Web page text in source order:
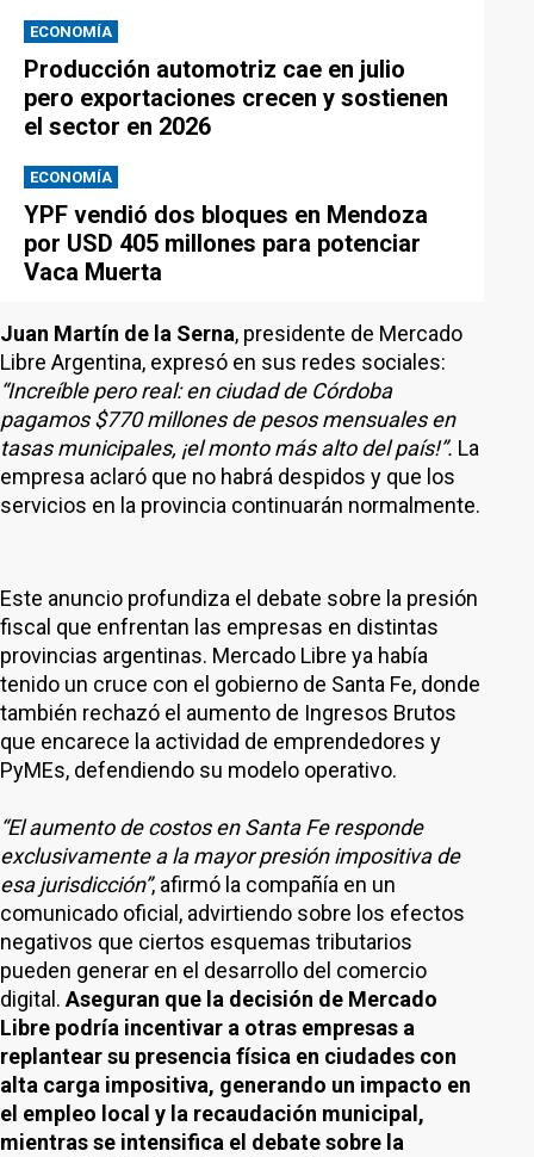
ECONOMÍA
Producción automotriz cae en julio
pero exportaciones crecen y sostienen
el sector en 2026
ECONOMÍA
YPF vendió dos bloques en Mendoza
por USD 405 millones para potenciar
Vaca Muerta
Juan Martín de la Serna, presidente de Mercado
Libre Argentina, expresó en sus redes sociales:
“Increíble pero real: en ciudad de Córdoba
pagamos $770 millones de pesos mensuales en
tasas municipales, ¡el monto más alto del país!”. La
empresa aclaró que no habrá despidos y que los
servicios en la provincia continuarán normalmente.
Este anuncio profundiza el debate sobre la presión
fiscal que enfrentan las empresas en distintas
provincias argentinas. Mercado Libre ya había
tenido un cruce con el gobierno de Santa Fe, donde
también rechazó el aumento de Ingresos Brutos
que encarece la actividad de emprendedores y
PyMEs, defendiendo su modelo operativo.
“El aumento de costos en Santa Fe responde
exclusivamente a la mayor presión impositiva de
esa jurisdicción”, afirmó la compañía en un
comunicado oficial, advirtiendo sobre los efectos
negativos que ciertos esquemas tributarios
pueden generar en el desarrollo del comercio
digital. Aseguran que la decisión de Mercado
Libre podría incentivar a otras empresas a
replantear su presencia física en ciudades con
alta carga impositiva, generando un impacto en
el empleo local y la recaudación municipal,
mientras se intensifica el debate sobre la